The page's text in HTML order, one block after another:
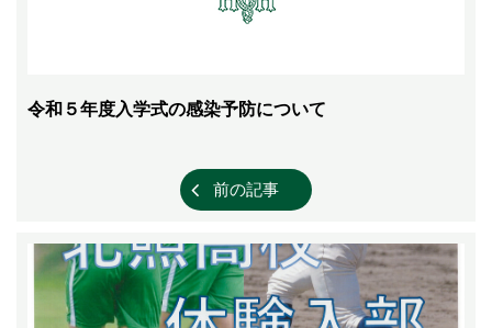
令和５年度入学式の感染予防について
前の記事